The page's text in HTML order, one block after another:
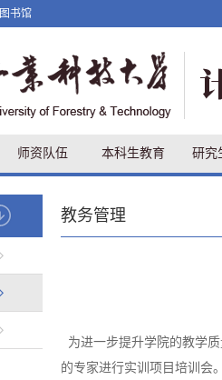
图书馆
师资队伍 本科生教育 研究
教务管理
为进一步提升学院的教学
的专家进行实训项目培训会